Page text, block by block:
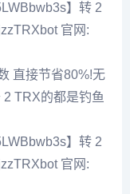
】转 2
官网:
直接节省80%!无
TRX的都是钓鱼
】转 2
官网: